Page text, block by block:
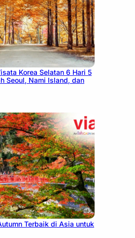
Korea Selatan 6 Hari 5
Seoul, Nami Island, dan
Terbaik di Asia untuk